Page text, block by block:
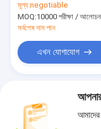
গোল্ড
মূল্য:negotiable
MOQ:10000 পরীক্ষা / আলোচনা
সর্বশেষ দাম পান
এখন যোগাযোগ